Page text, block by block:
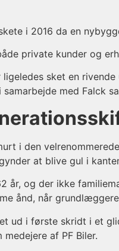
i 2016 da en
private kunder og
sket en
med Falck
i den
at blive gul i
år, og der ikke
ånd, når
ud i første skridt i et
af PF Biler.